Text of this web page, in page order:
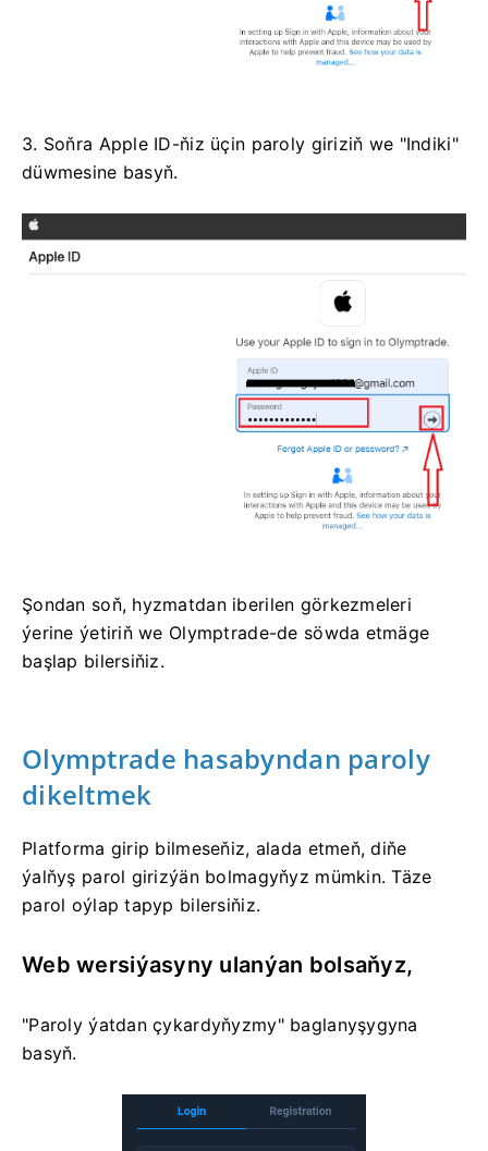
3. Soňra Apple ID-ňiz üçin paroly giriziň we "Indiki"
düwmesine basyň.
Şondan soň, hyzmatdan iberilen görkezmeleri
ýerine ýetiriň we Olymptrade-de söwda etmäge
başlap bilersiňiz.
Olymptrade hasabyndan paroly
dikeltmek
Platforma girip bilmeseňiz, alada etmeň, diňe
ýalňyş parol girizýän bolmagyňyz mümkin. Täze
parol oýlap tapyp bilersiňiz.
Web wersiýasyny ulanýan bolsaňyz,
"Paroly ýatdan çykardyňyzmy" baglanyşygyna
basyň.